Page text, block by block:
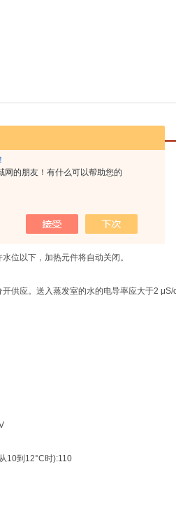
网的朋友！有什么可以帮助您的
锈钢和其他不影响产品水质量的材料制成。
。蒸馏器是单独购买的。
位以下，加热元件将自动关闭。
供应。送入蒸发室的水的电导率应大于2 μS/
10到12°С时):110